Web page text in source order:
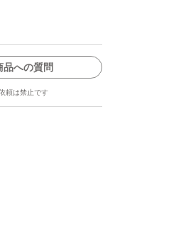
品への質問
頼は禁止です